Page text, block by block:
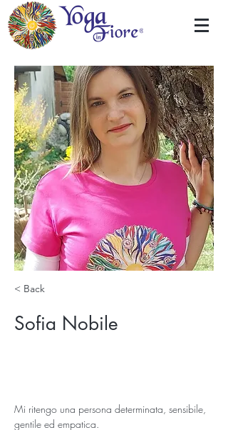
< Back
Sofia Nobile
Mi ritengo una persona determinata, sensibile,
gentile ed empatica.